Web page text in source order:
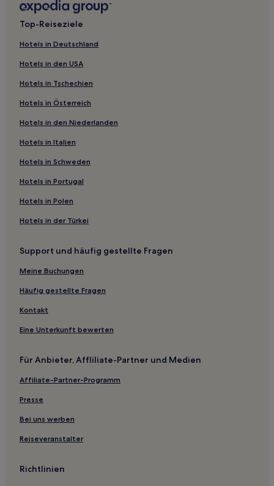
Saint-Marcellin Vercors Isère Gemeinschaft: Hotels
Hotels nahe Museum der Großen Kartause
Meaudre Hotels
Brion Hotels
Saint-Bueil Hotels
La Rivière Hotels
Bièvre Isère: Hotels
Saint-Cassien Hotels
Les Lolettes Hotels
Chasselay Hotels
Chantesse Hotels
Badinières Hotels
Bévenais Hotels
Izeaux Hotels
Beaulieu Hotels
Nantoin Hotels
Plan Hotels
Hotels nahe Col de Parmenie
Aparthotels in Grenoble
Gasthäuser in Lyon
Ski in Vaujany
Haustierfreundliche in Grand Lyon
Familien in Rhône-Alpes
Top-Reiseziele
Hotels in Deutschland
Hotels in den USA
Hotels in Tschechien
Hotels in Österreich
Hotels in den Niederlanden
Hotels in Italien
Hotels in Schweden
Hotels in Portugal
Hotels in Polen
Hotels in der Türkei
Support und häufig gestellte Fragen
Meine Buchungen
Häufig gestellte Fragen
Kontakt
Eine Unterkunft bewerten
Für Anbieter, Affliliate-Partner und Medien
Affiliate-Partner-Programm
Presse
Bei uns werben
Reiseveranstalter
Richtlinien